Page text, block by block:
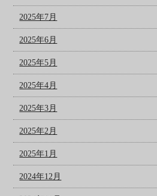
2025年7月
2025年6月
2025年5月
2025年4月
2025年3月
2025年2月
2025年1月
2024年12月